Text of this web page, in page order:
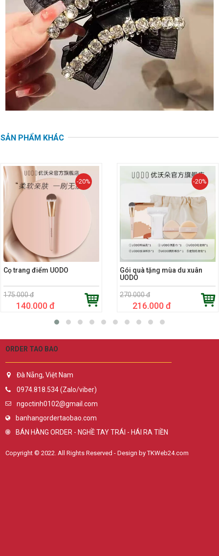
SẢN PHẨM KHÁC
-20%
Cọ trang điểm UODO
175.000 đ
140.000 đ
-20%
Gói quà tặng mùa du xuân
UODO
270.000 đ
216.000 đ
ORDER TAO BAO
Đà Nẵng, Việt Nam
0974.818.534 (Zalo/viber)
ngoctinh0102@gmail.com
banhangordertaobao.com
BÁN HÀNG ORDER - NGHỀ TAY TRÁI - HÁI RA TIỀN
Copyright © 2022. All Rights Reserved - Design by TKWeb24.com